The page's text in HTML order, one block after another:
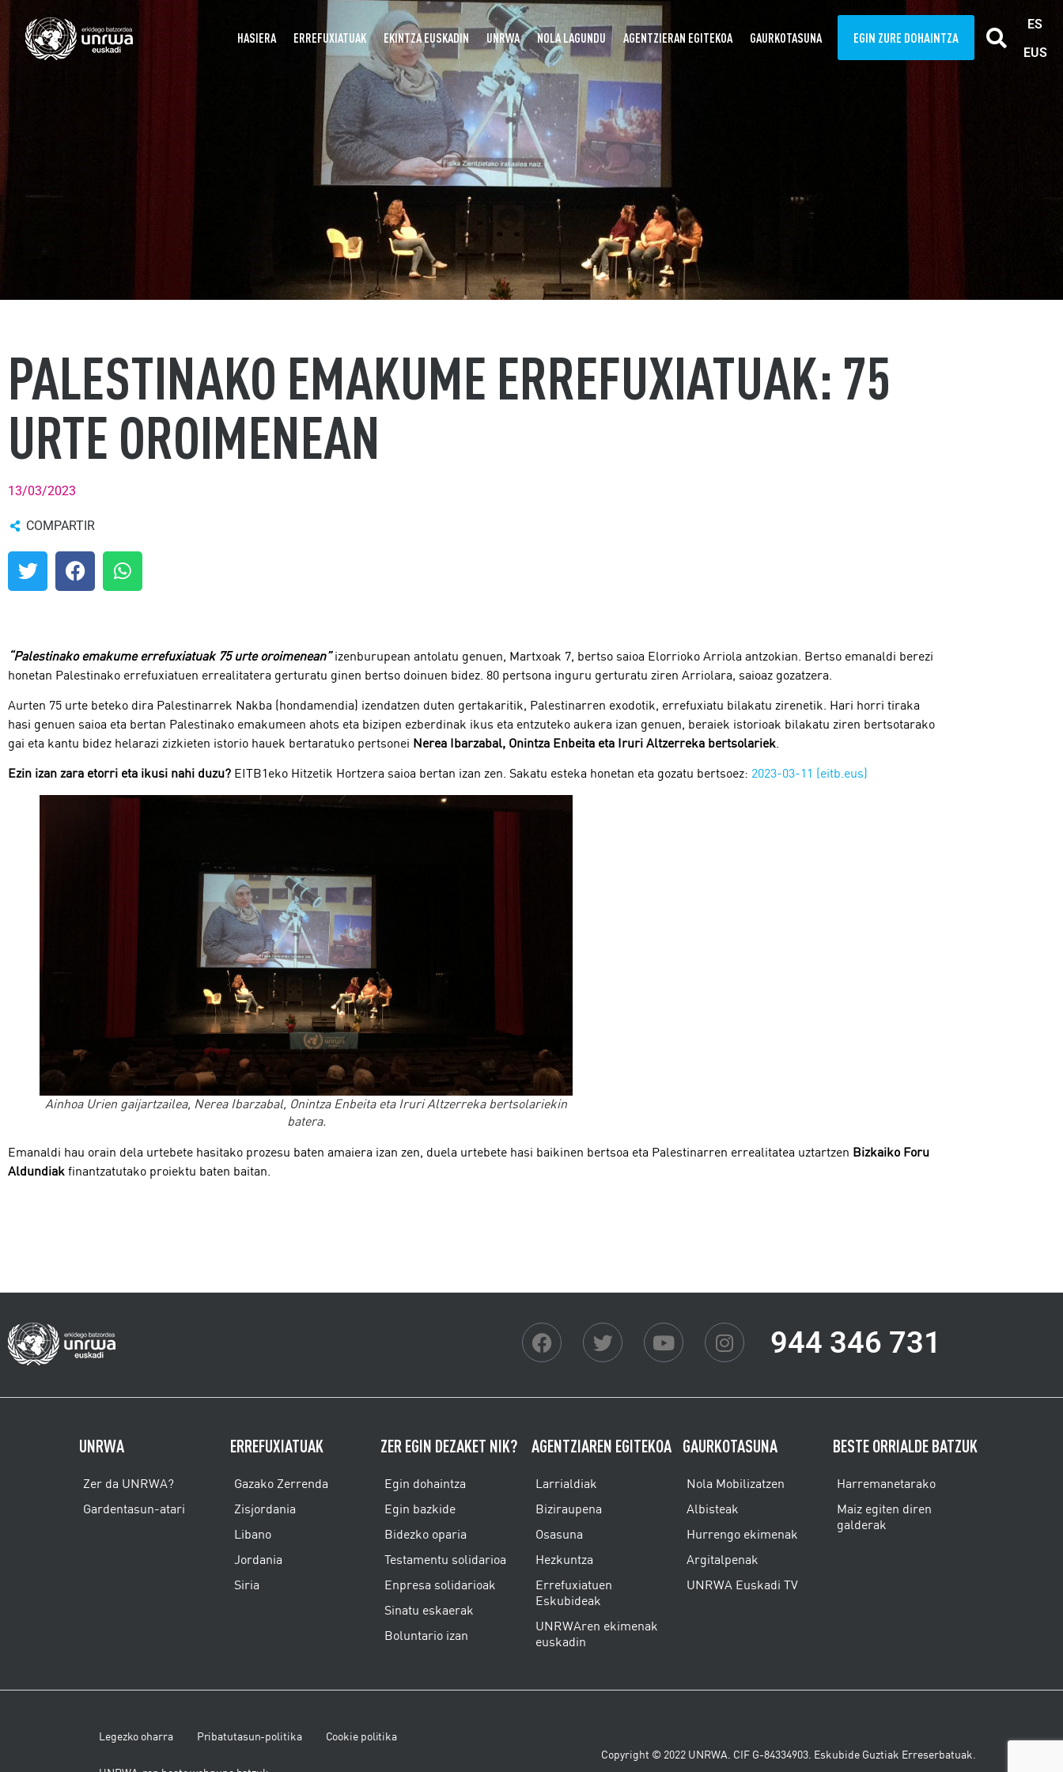
HASIERA ERREFUXIATUAK EKINTZA EUSKADIN UNRWA NOLA LAGUNDU AGENTZIERAN EGITEKOA GAURKOTASUNA EGIN ZURE DOHAINTZA
ES
EUS
PALESTINAKO EMAKUME ERREFUXIATUAK: 75
URTE OROIMENEAN
13/03/2023
COMPARTIR
“Palestinako emakume errefuxiatuak 75 urte oroimenean” izenburupean antolatu genuen, Martxoak 7, bertso saioa Elorrioko Arriola antzokian. Bertso emanaldi berezi
honetan Palestinako errefuxiatuen errealitatera gerturatu ginen bertso doinuen bidez. 80 pertsona inguru gerturatu ziren Arriolara, saioaz gozatzera.
Aurten 75 urte beteko dira Palestinarrek Nakba (hondamendia) izendatzen duten gertakaritik, Palestinarren exodotik, errefuxiatu bilakatu zirenetik. Hari horri tiraka
hasi genuen saioa eta bertan Palestinako emakumeen ahots eta bizipen ezberdinak ikus eta entzuteko aukera izan genuen, beraiek istorioak bilakatu ziren bertsotarako
gai eta kantu bidez helarazi zizkieten istorio hauek bertaratuko pertsonei Nerea Ibarzabal, Onintza Enbeita eta Iruri Altzerreka bertsolariek
Ezin izan zara etorri eta ikusi nahi duzu? EITB1eko Hitzetik Hortzera saioa bertan izan zen. Sakatu esteka honetan eta gozatu bertsoez: 2023-03-11 (eitb.eus)
Ainhoa Urien gaijartzailea, Nerea Ibarzabal, Onintza Enbeita eta Iruri Altzerreka bertsolariekin
batera.
Emanaldi hau orain dela urtebete hasitako prozesu baten amaiera izan zen, duela urtebete hasi baikinen bertsoa eta Palestinarren errealitatea uztartzen Bizkaiko Foru
Aldundiak finantzatutako proiektu baten baitan.
944 346 731
UNRWA
Zer da UNRWA?
Gardentasun-atari
ERREFUXIATUAK
Gazako Zerrenda
Zisjordania
Libano
Jordania
Siria
ZER EGIN DEZAKET NIK?
Egin dohaintza
Egin bazkide
Bidezko oparia
Testamentu solidarioa
Enpresa solidarioak
Sinatu eskaerak
Boluntario izan
AGENTZIAREN EGITEKOA
Larrialdiak
Biziraupena
Osasuna
Hezkuntza
Errefuxiatuen
Eskubideak
UNRWAren ekimenak
euskadin
GAURKOTASUNA
Nola Mobilizatzen
Albisteak
Hurrengo ekimenak
Argitalpenak
UNRWA Euskadi TV
BESTE ORRIALDE BATZUK
Harremanetarako
Maiz egiten diren
galderak
Legezko oharra Pribatutasun-politika Cookie politika
Copyright © 2022 UNRWA. CIF G-84334903. Eskubide Guztiak Erreserbatuak.